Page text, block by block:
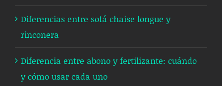
Diferencias entre sofá chaise longue y
rinconera
Diferencia entre abono y fertilizante: cuándo
y cómo usar cada uno